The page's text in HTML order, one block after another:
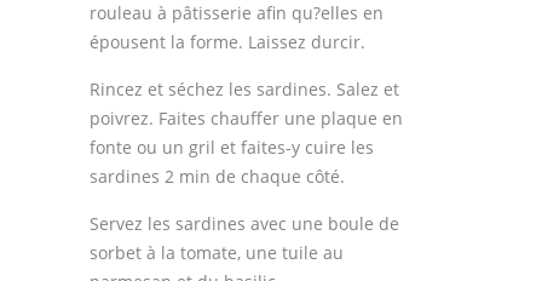
rouleau à pâtisserie afin qu?elles en
épousent la forme. Laissez durcir.
Rincez et séchez les sardines. Salez et
poivrez. Faites chauffer une plaque en
fonte ou un gril et faites-y cuire les
sardines 2 min de chaque côté.
Servez les sardines avec une boule de
sorbet à la tomate, une tuile au